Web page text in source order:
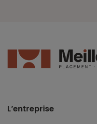
L’entreprise